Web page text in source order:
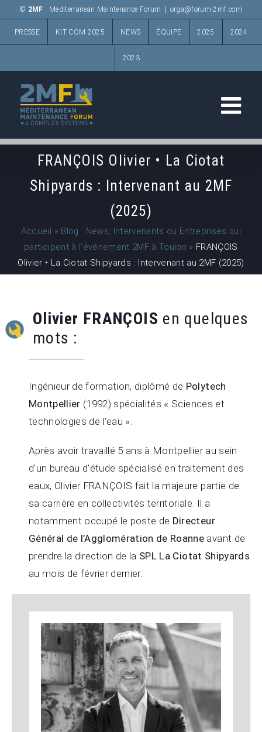
Passer
contenu
© 2MF : Mediterranean Maintenance Forum orga@forum-2mf.com
PRESSE KIT COM 2025 NEWS ÉQUIPE 2025 2024
2023
FRANÇOIS Olivier • La Ciotat
Shipyards : Intervenant au 2MF
(2025)
Accueil » Blog : News, Intervenants ou Entreprises qui
participent à l’événement 2MF à Toulon » FRANÇOIS
Olivier • La Ciotat Shipyards : Intervenant au 2MF (2025)
Olivier FRANÇOIS en quelques
mots :
Ingénieurde formation, diplômé de Polytech
Montpellier (1992) spécialités « Sciences et
technologies de l’eau ».
Après avoir travaillé 5 ans à Montpellier au sein
d’un bureau d’étude spécialisé en traitement des
eaux, Olivier FRANÇOIS fait la majeure partie de
sa carrière en collectivités territoriale. Il a
notamment occupé le poste de Directeur
Général de l’Agglomération de Roanne avant de
prendre la direction de la SPL La Ciotat Shipyards
au mois de février dernier.